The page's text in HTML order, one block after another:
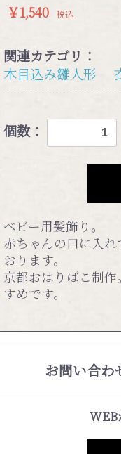
￥1,540 税込
関連カテゴリ：
木目込み雛人形
個数：
ベビー用髪飾り。
赤ちゃんの口に入
おります。
京都おはりばこ制
すめです。
お問い合わ
WEB